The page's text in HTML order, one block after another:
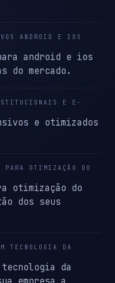
ANDROID E IOS
android e ios
do mercado.
E E-
e otimizados
PARA OTIMIZAÇÃO DO
otimização do
dos seus
TECNOLOGIA DA
tecnologia da